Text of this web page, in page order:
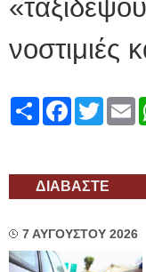
ShareFacebook
Twitter
ΔΙΑΒΑΣΤΕ
7 ΑΥΓΟΥΣΤΟΥ 2026